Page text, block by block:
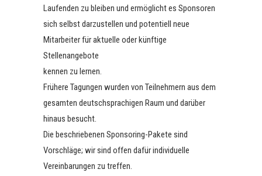
Laufenden zu bleiben und ermöglicht es Sponsoren
sich selbst darzustellen und potentiell neue
Mitarbeiter für aktuelle oder künftige
Stellenangebote
kennen zu lernen.
Frühere Tagungen wurden von Teilnehmern aus dem
gesamten deutschsprachigen Raum und darüber
hinaus besucht.
Die beschriebenen Sponsoring-Pakete sind
Vorschläge; wir sind offen dafür individuelle
Vereinbarungen zu treffen.